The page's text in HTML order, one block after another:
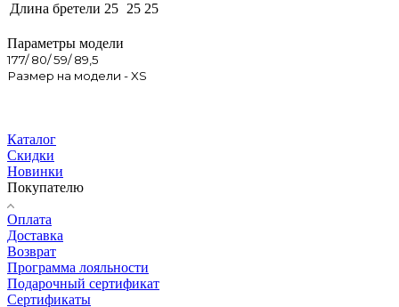
Длина бретели 25 25 25
Параметры модели
177/ 80/ 59/ 89,5
Размер на модели - XS
Каталог
Скидки
Новинки
Покупателю
Оплата
Доставка
Возврат
Программа лояльности
Подарочный сертификат
Сертификаты